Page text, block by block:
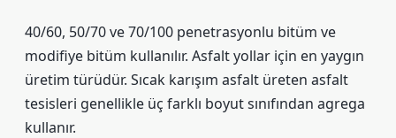
40/60, 50/70 ve 70/100 penetrasyonlu bitüm ve
modifiye bitüm kullanılır. Asfalt yollar için en yaygın
üretim türüdür. Sıcak karışım asfalt üreten asfalt
tesisleri genellikle üç farklı boyut sınıfından agrega
kullanır.